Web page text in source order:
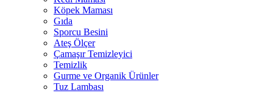
Köpek Maması
Gıda
Sporcu Besini
Ateş Ölçer
Çamaşır Temizleyici
Temizlik
Gurme ve Organik Ürünler
Tuz Lambası